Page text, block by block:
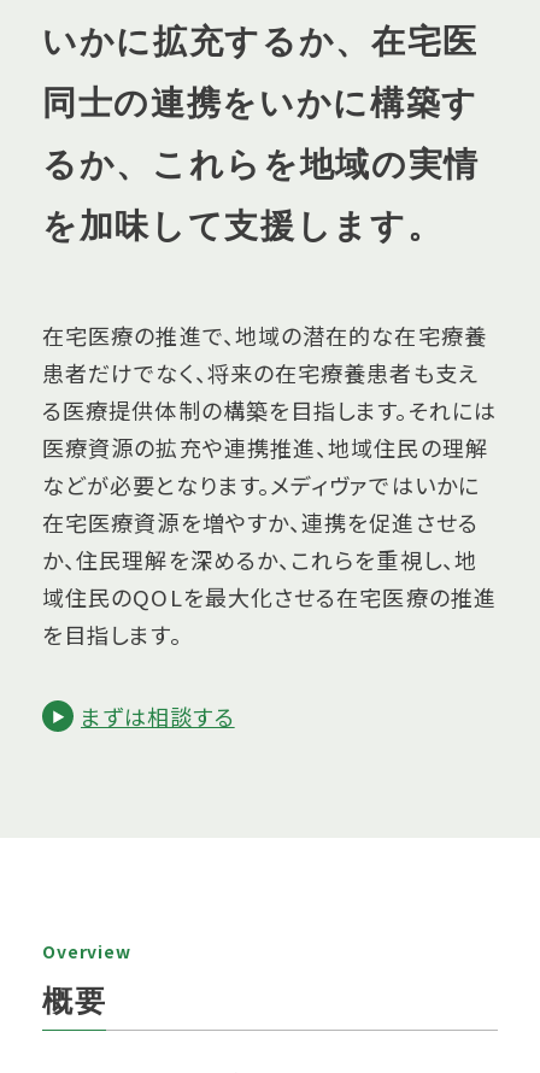
いかに拡充するか、在宅医
同士の連携をいかに構築す
るか、これらを地域の実情
を加味して支援します。
在宅医療の推進で、地域の潜在的な在宅療養
患者だけでなく、将来の在宅療養患者も支え
る医療提供体制の構築を目指します。それには
医療資源の拡充や連携推進、地域住民の理解
などが必要となります。メディヴァではいかに
在宅医療資源を増やすか、連携を促進させる
か、住民理解を深めるか、これらを重視し、地
域住民のQOLを最大化させる在宅医療の推進
を目指します。
まずは相談する
Overview
概要